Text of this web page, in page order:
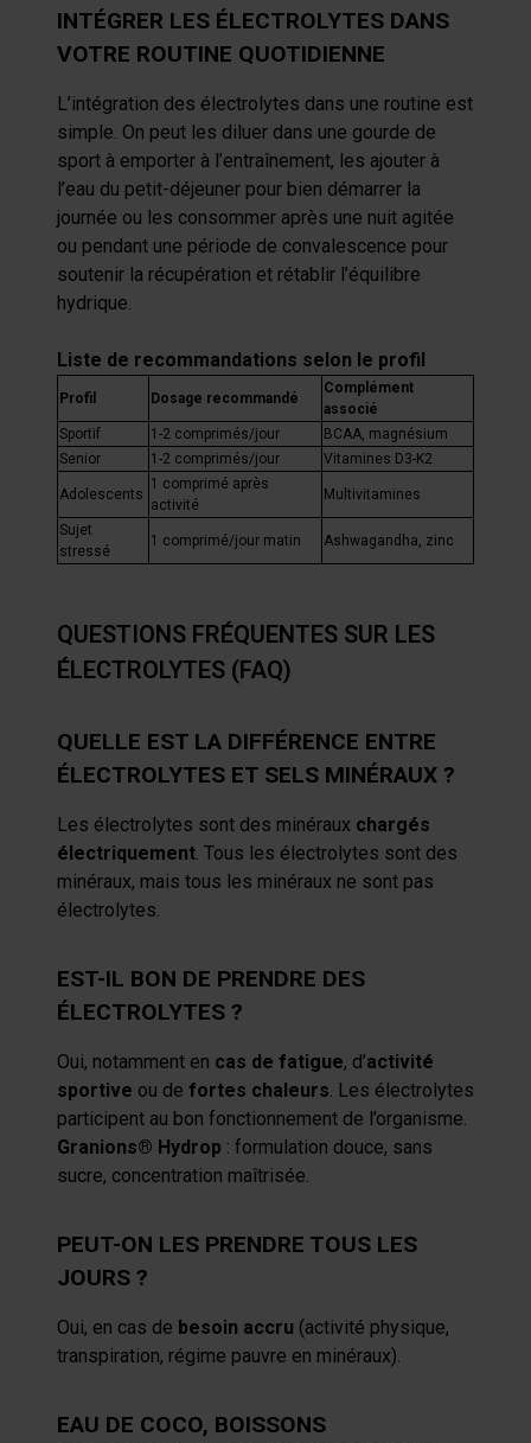
autres que vous leur avez fournies par ailleurs ou
collectées lors de votre utilisation de leurs services.
INTÉGRER LES ÉLECTROLYTES DANS
VOTRE ROUTINE QUOTIDIENNE
L’intégration des électrolytes dans une routine est
simple. On peut les diluer dans une gourde de
sport à emporter à l’entraînement, les ajouter à
l’eau du petit-déjeuner pour bien démarrer la
journée ou les consommer après une nuit agitée
ou pendant une période de convalescence pour
soutenir la récupération et rétablir l’équilibre
hydrique.
Liste de recommandations selon le profil
Profil Dosage recommandé
Complément
associé
Sportif
1-2 comprimés/jour
BCAA, magnésium
Senior
1-2 comprimés/jour Vitamines D3-K2
Adolescents
1 comprimé après
activité
Multivitamines
Sujet
stressé
1 comprimé/jour matin Ashwagandha, zinc
QUESTIONS FRÉQUENTES SUR LES
ÉLECTROLYTES (FAQ)
QUELLE EST LA DIFFÉRENCE ENTRE
ÉLECTROLYTES ET SELS MINÉRAUX ?
Les électrolytes sont des minéraux chargés
électriquement. Tous les électrolytes sont des
minéraux, mais tous les minéraux ne sont pas
électrolytes.
EST-IL BON DE PRENDRE DES
ÉLECTROLYTES ?
Oui, notamment en cas de fatigue, d’activité
sportive ou de fortes chaleurs. Les électrolytes
participent au bon fonctionnement de l’organisme.
Granions® Hydrop : formulation douce, sans
sucre, concentration maîtrisée.
PEUT-ON LES PRENDRE TOUS LES
JOURS ?
Oui, en cas de besoin accru (activité physique,
transpiration, régime pauvre en minéraux).
EAU DE COCO, BOISSONS